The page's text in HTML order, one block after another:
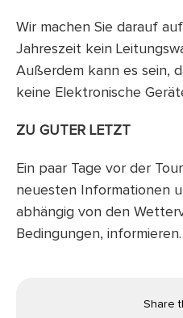
Wir machen Sie darauf
Jahreszeit kein
Außerdem kann es sein,
keine Elektronische
ZU GUTER LETZT
Ein paar Tage vor der
neuesten Informationen
abhängig von den
Bedingungen, informieren.
Share